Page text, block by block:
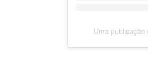
Uma publicação